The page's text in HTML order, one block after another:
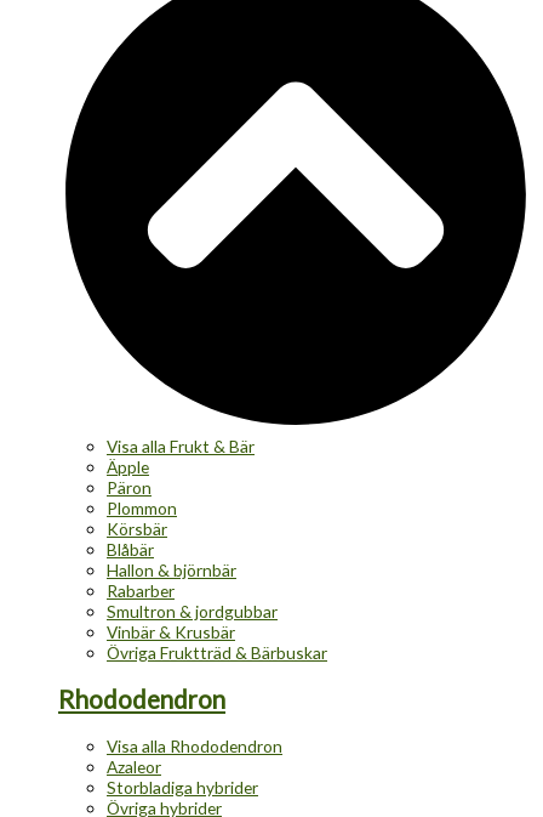
Visa alla Frukt & Bär
Äpple
Päron
Plommon
Körsbär
Blåbär
Hallon & björnbär
Rabarber
Smultron & jordgubbar
Vinbär & Krusbär
Övriga Fruktträd & Bärbuskar
Rhododendron
Visa alla Rhododendron
Azaleor
Storbladiga hybrider
Övriga hybrider